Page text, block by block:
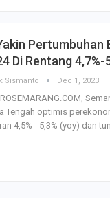
Pertumbuhan
Di Rentang 4,7%-
Sismanto Dec 1, 2023
Tengah optimis
4,5% - 5,3% (yoy) dan